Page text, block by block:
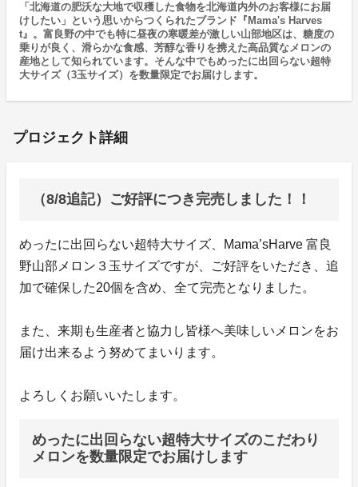
「北海道の肥沃な大地で収穫した食物を北海道内外のお客様にお届
けしたい」という思いからつくられたブランド『Mama's Harves
t』。富良野の中でも特に昼夜の寒暖差が激しい山部地区は、糖度の
乗りが良く、滑らかな食感、芳醇な香りを携えた高品質なメロンの
産地として知られています。そんな中でもめったに出回らない超特
大サイズ（3玉サイズ）を数量限定でお届けします。
プロジェクト詳細
（8/8追記）ご好評につき完売しました！！
めったに出回らない超特大サイズ、Mama’sHarve 富良
野山部メロン３玉サイズですが、ご好評をいただき、追
加で確保した20個を含め、全て完売となりました。
また、来期も生産者と協力し皆様へ美味しいメロンをお
届け出来るよう努めてまいります。
よろしくお願いいたします。
めったに出回らない超特大サイズのこだわり
メロンを数量限定でお届けします